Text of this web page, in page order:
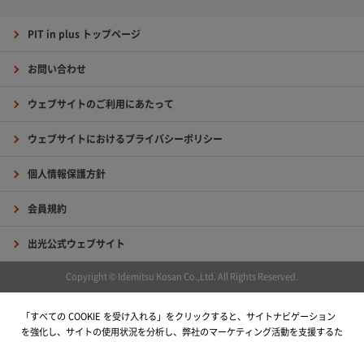
PIT in plus トップページ
お問い合わせ
ウェブサイトのご利用にあたって
ウェブサイトにおけるプライバシーポリシー
個人情報保護方針
会員規約
出光公式ウェブサイト
Copyright © Idemitsu Kosan Co.,Ltd. All Rights Reserved.
「すべての COOKIE を受け入れる」をクリックすると、サイトナビゲーション
を強化し、サイトの使用状況を分析し、弊社のマーケティング活動を支援するた